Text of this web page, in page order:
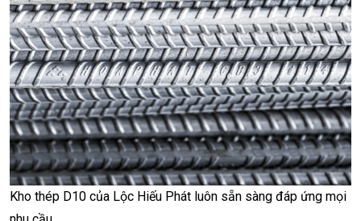
Kho thép D10 của Lộc Hiếu Phát luôn sẵn sàng đáp ứng mọi